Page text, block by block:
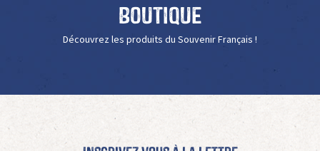
Boutique
Découvrez les produits du Souvenir Français !